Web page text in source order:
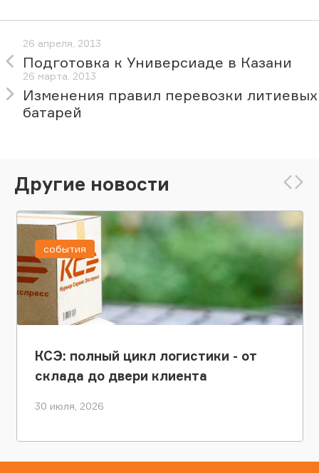
26 апреля, 2013
Подготовка к Универсиаде в Казани
26 марта, 2013
Изменения правил перевозки литиевых
батарей
Другие новости
КСЭ: полный цикл логистики - от
склада до двери клиента
30 июля, 2026
события